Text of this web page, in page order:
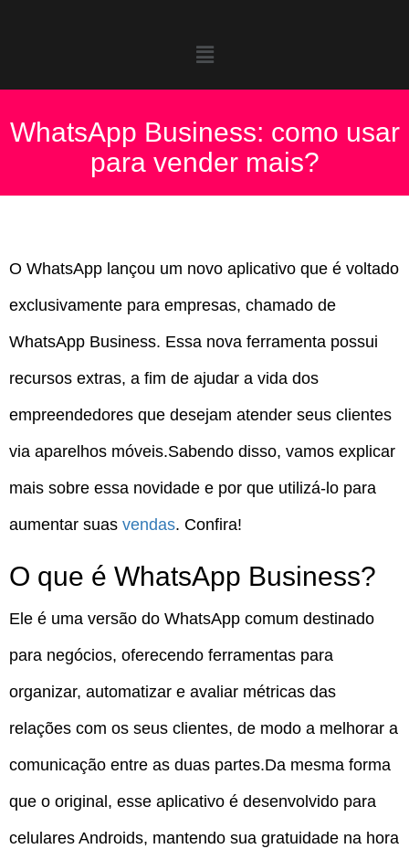
WhatsApp Business: como usar
para vender mais?
O WhatsApp lançou um novo aplicativo que é voltado
exclusivamente para empresas, chamado de
WhatsApp Business. Essa nova ferramenta possui
recursos extras, a fim de ajudar a vida dos
empreendedores que desejam atender seus clientes
via aparelhos móveis.Sabendo disso, vamos explicar
mais sobre essa novidade e por que utilizá-lo para
aumentar suas vendas. Confira!
O que é WhatsApp Business?
Ele é uma versão do WhatsApp comum destinado
para negócios, oferecendo ferramentas para
organizar, automatizar e avaliar métricas das
relações com os seus clientes, de modo a melhorar a
comunicação entre as duas partes.Da mesma forma
que o original, esse aplicativo é desenvolvido para
celulares Androids, mantendo sua gratuidade na hora